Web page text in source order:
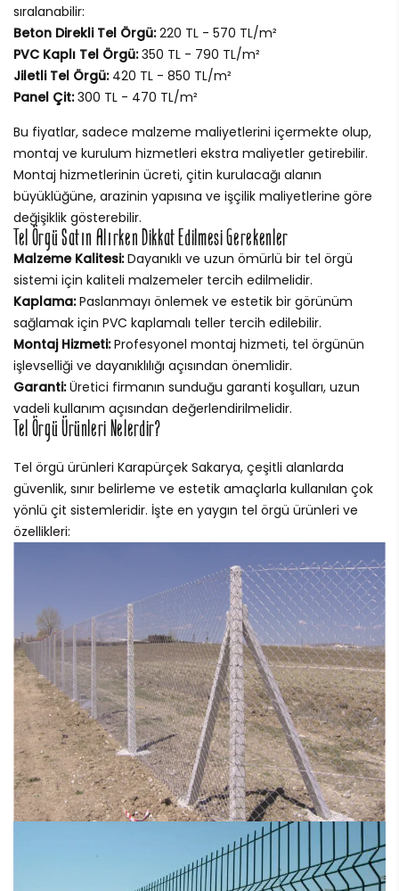
sıralanabilir:
Beton Direkli Tel Örgü:220 TL - 570 TL/m²
PVC Kaplı Tel Örgü:350 TL - 790 TL/m²
Jiletli Tel Örgü:420 TL - 850 TL/m²
Panel Çit:300 TL - 470 TL/m²
Bu fiyatlar, sadece malzeme maliyetlerini içermekte olup,
montaj ve kurulum hizmetleri ekstra maliyetler getirebilir.
Montaj hizmetlerinin ücreti, çitin kurulacağı alanın
büyüklüğüne, arazinin yapısına ve işçilik maliyetlerine göre
değişiklik gösterebilir.
Tel Örgü Satın Alırken Dikkat Edilmesi Gerekenler
Malzeme Kalitesi:Dayanıklı ve uzun ömürlü bir tel örgü
sistemi için kaliteli malzemeler tercih edilmelidir.
Kaplama:Paslanmayı önlemek ve estetik bir görünüm
sağlamak için PVC kaplamalı teller tercih edilebilir.
Montaj Hizmeti:Profesyonel montaj hizmeti, tel örgünün
işlevselliği ve dayanıklılığı açısından önemlidir.
Garanti:Üretici firmanın sunduğu garanti koşulları, uzun
vadeli kullanım açısından değerlendirilmelidir.
Tel Örgü Ürünleri Nelerdir?
Tel örgü ürünleri Karapürçek Sakarya, çeşitli alanlarda
güvenlik, sınır belirleme ve estetik amaçlarla kullanılan çok
yönlü çit sistemleridir. İşte en yaygın tel örgü ürünleri ve
özellikleri: